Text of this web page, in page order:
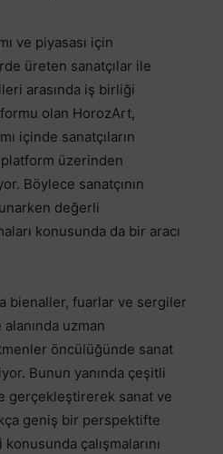
ve piyasası için
üreten sanatçılar ile
arasında iş birliği
olan HorozArt,
içinde sanatçıların
üzerinden
Böylece sanatçının
değerli
konusunda da bir aracı
bienaller, fuarlar ve sergiler
uzman
öncülüğünde sanat
Bunun yanında çeşitli
gerçekleştirerek sanat ve
geniş bir perspektifte
çalışmalarını